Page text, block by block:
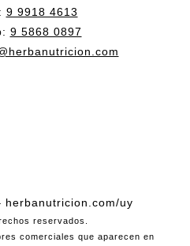
9 9918 4613
9 5868 0897
uy
reservados.
comerciales que aparecen en